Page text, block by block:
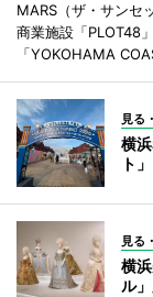
MARS（ザ・サンセ
商業施設「PLOT48
「YOKOHAMA
見る
横
ト
見る
横
ル